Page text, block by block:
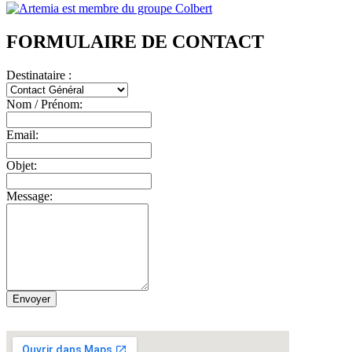
FORMULAIRE DE CONTACT
Destinataire :
Nom / Prénom:
Email:
Objet:
Message: